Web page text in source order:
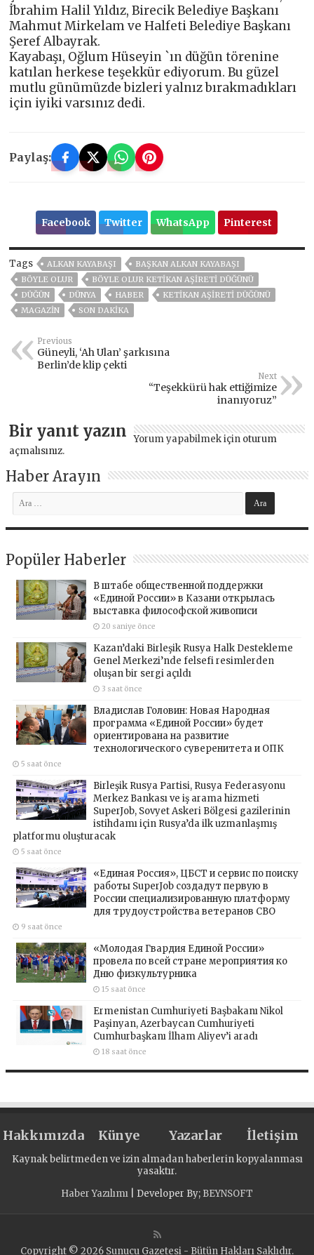
İbrahim Halil Yıldız, Birecik Belediye Başkanı
Mahmut Mirkelam ve Halfeti Belediye Başkanı
Şeref Albayrak.
Kayabaşı, Oğlum Hüseyin `ın düğün törenine
katılan herkese teşekkür ediyorum. Bu güzel
mutlu günümüzde bizleri yalnız bırakmadıkları
için iyiki varsınız dedi.
Paylaş:
Facebook Twitter WhatsApp Pinterest
Tags ALKAN KAYABAŞI
BAŞKAN ALKAN KAYABAŞI
BÖYLE OLUR
BÖYLE OLUR KETIKAN AŞIRETI DÜĞÜNÜ
DÜĞÜN
DÜNYA HABER
KETIKAN AŞIRETI DÜĞÜNÜ
MAGAZİN
SON DAKIKA
Previous
Güneyli, ‘Ah Ulan’ şarkısına
Berlin’de klip çekti
Next
“Teşekkürü hak ettiğimize
inanıyoruz”
Bir yanıt yazın Yorum yapabilmek için oturum
açmalısınız.
Haber Arayın
Popüler Haberler
В штабе общественной поддержки
«Единой России» в Казани открылась
выставка философской живописи
20 saniye önce
Kazan’daki Birleşik Rusya Halk Destekleme
Genel Merkezi’nde felsefi resimlerden
oluşan bir sergi açıldı
3 saat önce
Владислав Головин: Новая Народная
программа «Единой России» будет
ориентирована на развитие
технологического суверенитета и ОПК
5 saat önce
Birleşik Rusya Partisi, Rusya Federasyonu
Merkez Bankası ve iş arama hizmeti
SuperJob, Sovyet Askeri Bölgesi gazilerinin
istihdamı için Rusya’da ilk uzmanlaşmış
platformu oluşturacak
5 saat önce
«Единая Россия», ЦБСТ и сервис по поиску
работы SuperJob создадут первую в
России специализированную платформу
для трудоустройства ветеранов СВО
9 saat önce
«Молодая Гвардия Единой России»
провела по всей стране мероприятия ко
Дню физкультурника
15 saat önce
Ermenistan Cumhuriyeti Başbakanı Nikol
Paşinyan, Azerbaycan Cumhuriyeti
Cumhurbaşkanı İlham Aliyev’i aradı
18 saat önce
Hakkımızda Künye Yazarlar İletişim
Kaynak belirtmeden ve izin almadan haberlerin kopyalanması
yasaktır.
Haber Yazılımı | Developer By; BEYNSOFT
Copyright © 2026 Sunucu Gazetesi - Bütün Hakları Saklıdır.